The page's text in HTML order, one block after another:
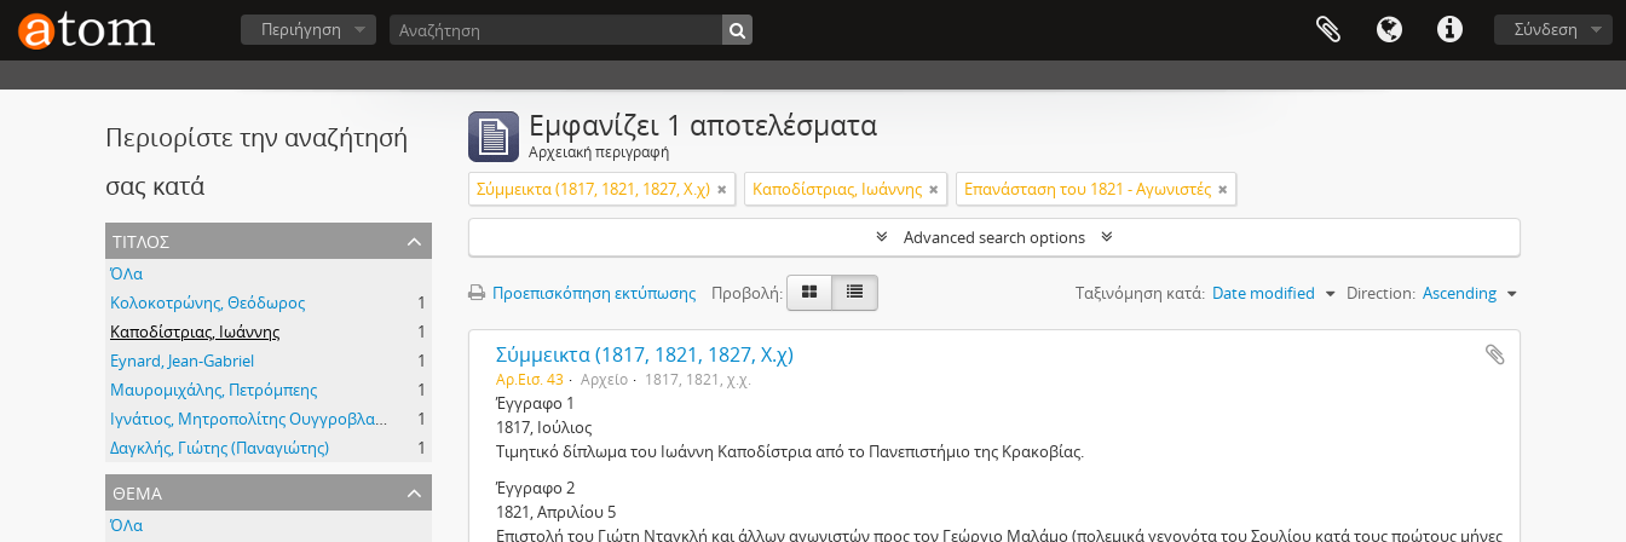
Σύνδεση
Περιήγηση
Περιορίστε την αναζήτησή
σας κατά
τίτλος
ΌΛα
Κολοκοτρώνης, Θεόδωρος
1
Καποδίστριας, Ιωάννης
1
Eynard, Jean-Gabriel
1
Μαυρομιχάλης, Πετρόμπεης
1
Ιγνάτιος, Μητροπολίτης Ουγγροβλαχίας
1
Δαγκλής, Γιώτης (Παναγιώτης)
1
θέμα
ΌΛα
Εμφανίζει 1 αποτελέσματα
Αρχειακή περιγραφή
Σύμμεικτα (1817, 1821, 1827, Χ.χ) Καποδίστριας, Ιωάννης Επανάσταση του 1821 - Αγωνιστές
Advanced search options
Προεπισκόπηση εκτύπωσης Προβολή: Ταξινόμηση κατά: Date modified Direction: Ascending
Σύμμεικτα (1817, 1821, 1827, Χ.χ)
Αρ.Εισ. 43 Αρχείο 1817, 1821, χ.χ.
Έγγραφο 1
1817, Ιούλιος
Τιμητικό δίπλωμα του Ιωάννη Καποδίστρια από το Πανεπιστήμιο της Κρακοβίας.
Έγγραφο 2
1821, Απριλίου 5
Επιστολή του Γιώτη Νταγκλή και άλλων αγωνιστών προς τον Γεώργιο Μαλάμο (πολεμικά γεγονότα του Σουλίου κατά τους πρώτους μήνες